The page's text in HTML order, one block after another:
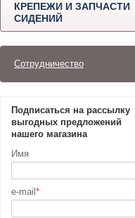
КРЕПЕЖИ И ЗАПЧАСТИ
СИДЕНИЙ
Сотрудничество
Подписаться на рассылку
выгодных предложений
нашего магазина
Имя
e-mail *